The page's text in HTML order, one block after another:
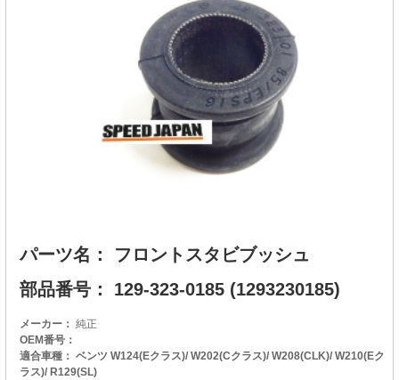
パーツ名： フロントスタビブッシュ
部品番号： 129-323-0185 (1293230185)
メーカー： 純正
OEM番号：
適合車種： ベンツ W124(Eクラス)/ W202(Cクラス)/ W208(CLK)/ W210(Eク
ラス)/ R129(SL)